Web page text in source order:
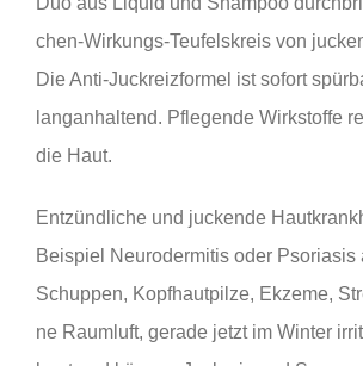
chen-Wir­kungs-Teu­fels­kreis von
Die Anti-Juck­reiz­for­mel ist sofort
lang­an­hal­tend. Pfle­gen­de Wirk­stof­fe
die Haut.
Ent­zünd­li­che und jucken­de
Bei­spiel Neu­ro­der­mi­tis oder Pso­ria­sis
Schup­pen, Kopf­haut­pil­ze, Ekze­me,
ne Raum­luft, gera­de jetzt im Win­ter